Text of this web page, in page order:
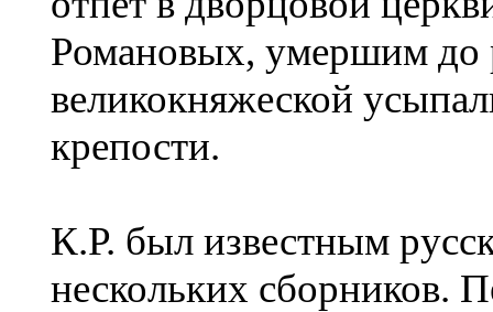
Романовых, умершим до
великокняжеской
крепости.
К.Р. был известным
нескольких сборников.